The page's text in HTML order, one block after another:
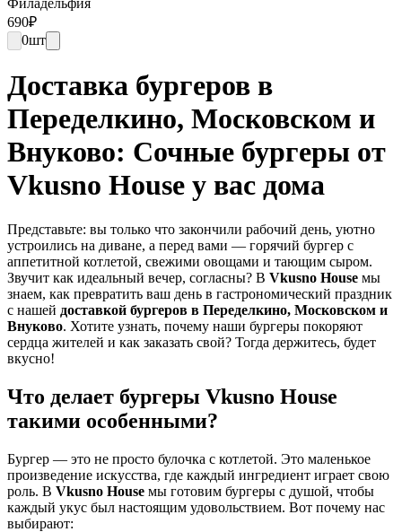
Филадельфия
690₽
0шт
Доставка бургеров в
Переделкино, Московском и
Внуково: Сочные бургеры от
Vkusno House у вас дома
Представьте: вы только что закончили рабочий день, уютно
устроились на диване, а перед вами — горячий бургер с
аппетитной котлетой, свежими овощами и тающим сыром.
Звучит как идеальный вечер, согласны? В Vkusno House мы
знаем, как превратить ваш день в гастрономический праздник
с нашей доставкой бургеров в Переделкино, Московском и
Внуково. Хотите узнать, почему наши бургеры покоряют
сердца жителей и как заказать свой? Тогда держитесь, будет
вкусно!
Что делает бургеры Vkusno House
такими особенными?
Бургер — это не просто булочка с котлетой. Это маленькое
произведение искусства, где каждый ингредиент играет свою
роль. В Vkusno House мы готовим бургеры с душой, чтобы
каждый укус был настоящим удовольствием. Вот почему нас
выбирают: